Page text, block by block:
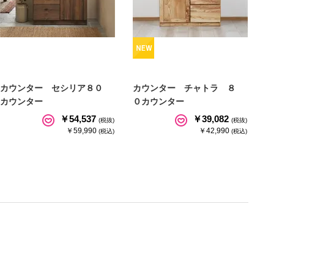
カウンター セシリア８０
カウンター
￥54,537 (税抜)
￥59,990 (税込)
カウンター チャトラ ８
０カウンター
￥39,082 (税抜)
￥42,990 (税込)